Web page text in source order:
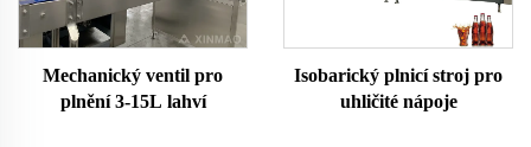
Mechanický ventil pro
plnění 3-15L lahví
Isobarický plnicí stroj pro
uhličité nápoje